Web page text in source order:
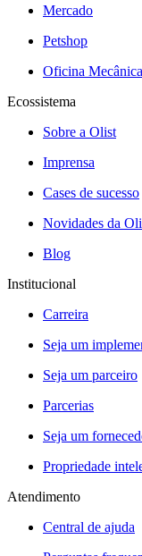
Mercado
Petshop
Oficina Mecânica
Ecossistema
Sobre a Olist
Imprensa
Cases de sucesso
Novidades da
Blog
Institucional
Carreira
Seja um
Seja um parceiro
Parcerias
Seja um
Propriedade
Atendimento
Central de ajuda